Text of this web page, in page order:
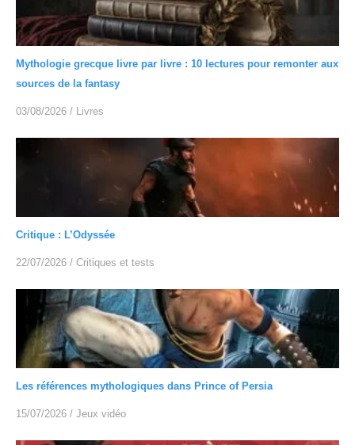
Mythologie grecque livre par livre : 10 lectures pour remonter aux
sources de la fantasy
03/08/2026 / Livres
Critique : L’Odyssée
22/07/2026 / Critiques et tests
Les références mythologiques dans Prince of Persia
15/07/2026 / Jeux vidéo